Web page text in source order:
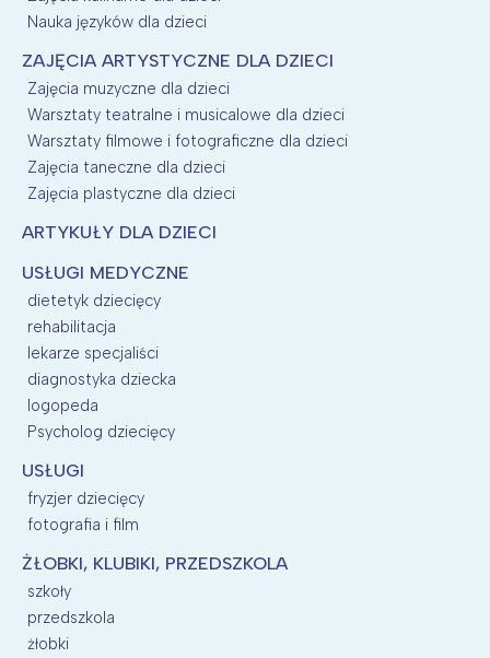
Nauka języków dla dzieci
ZAJĘCIA ARTYSTYCZNE DLA DZIECI
Zajęcia muzyczne dla dzieci
Warsztaty teatralne i musicalowe dla dzieci
Warsztaty filmowe i fotograficzne dla dzieci
Zajęcia taneczne dla dzieci
Zajęcia plastyczne dla dzieci
ARTYKUŁY DLA DZIECI
USŁUGI MEDYCZNE
dietetyk dziecięcy
rehabilitacja
lekarze specjaliści
diagnostyka dziecka
logopeda
Psycholog dziecięcy
USŁUGI
fryzjer dziecięcy
fotografia i film
ŻŁOBKI, KLUBIKI, PRZEDSZKOLA
szkoły
przedszkola
żłobki